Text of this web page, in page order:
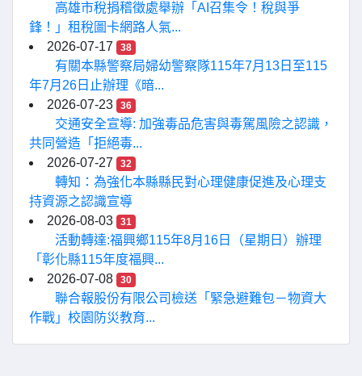
高雄市稅捐稽徵處舉辦「AI召集令！稅與爭
鋒！」租稅圖卡網路人氣...
2026-07-17
38
有關本縣警察局婦幼警察隊115年7月13日至115
年7月26日止辦理《暗...
2026-07-23
36
交通安全宣導: 加強毒品危害與毒駕風險之認識，
共同營造「拒絕毒...
2026-07-27
32
轉知：為強化本縣縣民對心理健康促進及心理支
持資源之認識宣導
2026-08-03
31
活動轉達:福興鄉115年8月16日（星期日）辦理
「彰化縣115年度福興...
2026-07-08
30
聯合報股份有限公司檢送「緊急避難包－物資大
作戰」校園防災教育...